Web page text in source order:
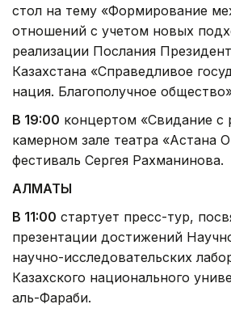
стол на тему «Формирование
отношений с учетом новых
реализации Послания
Казахстана «Справедливое
нация. Благополучное
В 19:00 концертом «Свидание с
камерном зале театра «Астана
фестиваль Сергея Рахманинова.
АЛМАТЫ
В 11:00 стартует пресс-тур,
презентации достижений
научно-исследовательских
Казахского национального
аль-Фараби.